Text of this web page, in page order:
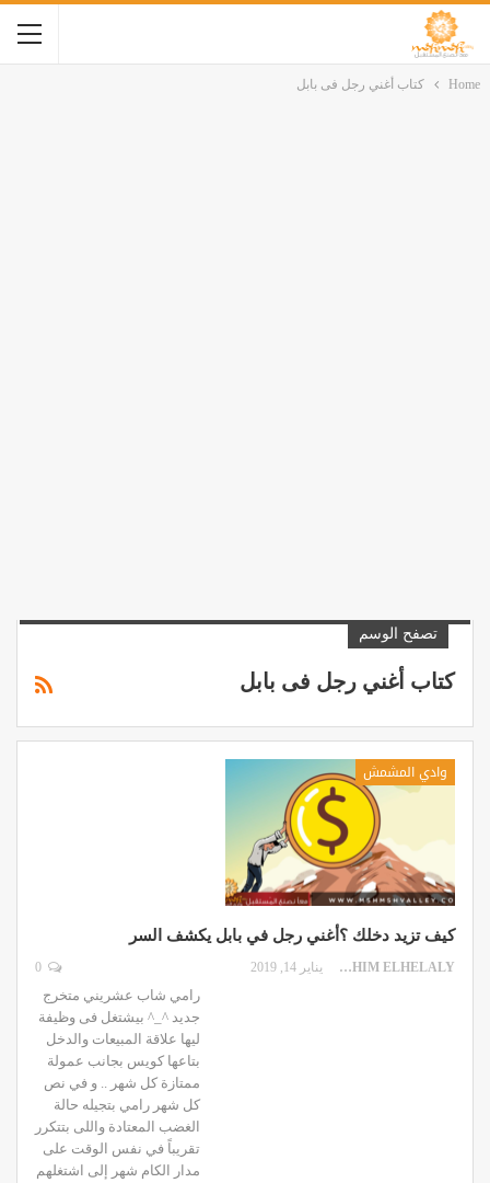
Home كتاب أغني رجل فى بابل
تصفح الوسم
كتاب أغني رجل فى بابل
وادي المشمش
كيف تزيد دخلك ؟أغني رجل في بابل يكشف السر
IBRAHIM ELHELALY يناير 14, 2019
رامي شاب عشريني متخرج
جديد ^_^ بيشتغل فى وظيفة
ليها علاقة المبيعات والدخل
بتاعها كويس بجانب عمولة
ممتازة كل شهر .. و في نص
كل شهر رامي بتجيله حالة
الغضب المعتادة واللى بتتكرر
تقريباً في نفس الوقت على
مدار الكام شهر إلى اشتغلهم